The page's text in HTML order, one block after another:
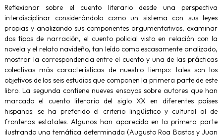
Reflexionar sobre el cuento literario desde una perspectiva
interdisciplinar considerándolo como un sistema con sus leyes
propias y analizando sus componentes argumentativos, examinar
dos tipos de narración, el cuento policial visto en relación con la
novela y el relato navideño, tan leí­do como escasamente analizado,
mostrar la correspondencia entre el cuento y una de las prácticas
colectivas más características de nuestro tiempo: tales son los
objetivos de los seis estudios que componen la primera parte de este
libro. La segunda contiene nueves ensayos sobre autores que han
marcado el cuento literario del siglo XX en diferentes paí­ses
hispanos: se ha preferido el criterio lingüí­stico y cultural al de
fronteras estatales. Algunos han aparecido en la primera parte
ilustrando una temática determinada (Augusto Roa Bastos y Juan